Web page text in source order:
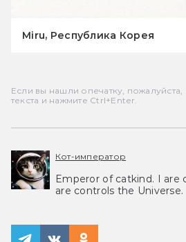
Miru, Республика Корея
Если вы нашли опечатку,
текста и нажмите Ctrl+Enter.
Кот-император
Emperor of catkind. I are
are controls the Universe.